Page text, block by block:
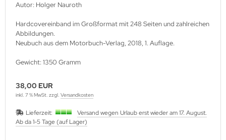
Autor: Holger Nauroth
Hardcovereinband im Großformat mit 248 Seiten und zahlreichen
Abbildungen.
Neubuch aus dem Motorbuch-Verlag, 2018, 1. Auflage.
Gewicht: 1350 Gramm
38,00 EUR
inkl. 7 % MwSt. zzgl. Versandkosten
Lieferzeit:
Versand wegen Urlaub erst wieder am 17. August.
Ab da 1-5 Tage (auf Lager)